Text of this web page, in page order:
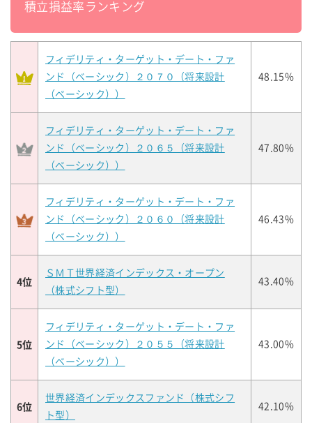
積立損益率ランキング
フィデリティ・ターゲット・デート・ファ
ンド（ベーシック）２０７０（将来設計
（ベーシック））
48.15%
フィデリティ・ターゲット・デート・ファ
ンド（ベーシック）２０６５（将来設計
（ベーシック））
47.80%
フィデリティ・ターゲット・デート・ファ
ンド（ベーシック）２０６０（将来設計
（ベーシック））
46.43%
4位
ＳＭＴ世界経済インデックス・オープン
（株式シフト型）
43.40%
5位
フィデリティ・ターゲット・デート・ファ
ンド（ベーシック）２０５５（将来設計
（ベーシック））
43.00%
6位
世界経済インデックスファンド（株式シフ
ト型）
42.10%